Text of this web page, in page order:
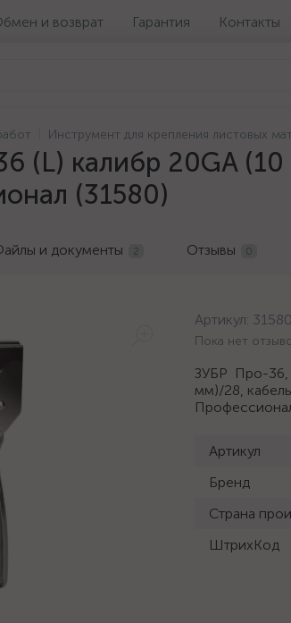
и возврат Гарантия Контакты
Инструмент для крепления листовых
(L) калибр 20GA
(31580)
и документы 2 Отзывы 0
Артикул: 31580
Пока нет
ЗУБР Про-36,
мм)/28,
Артикул
Бренд
Страна
ШтрихКод